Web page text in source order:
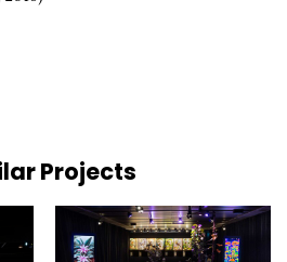
Projects